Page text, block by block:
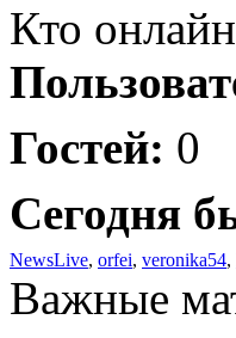
Кто
Гостей: 0
Сегодня
NewsLive, orfei, veronika54,
Важные